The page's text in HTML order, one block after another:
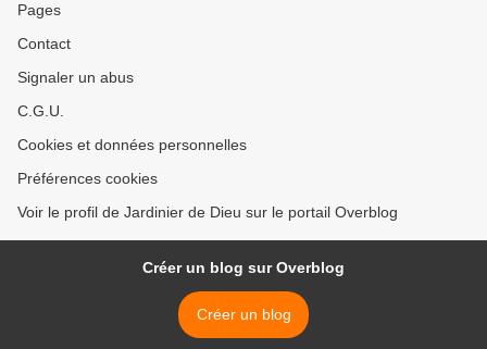
Pages
Contact
Signaler un abus
C.G.U.
Cookies et données personnelles
Préférences cookies
Voir le profil de Jardinier de Dieu sur le portail Overblog
Créer un blog sur Overblog
Créer un blog